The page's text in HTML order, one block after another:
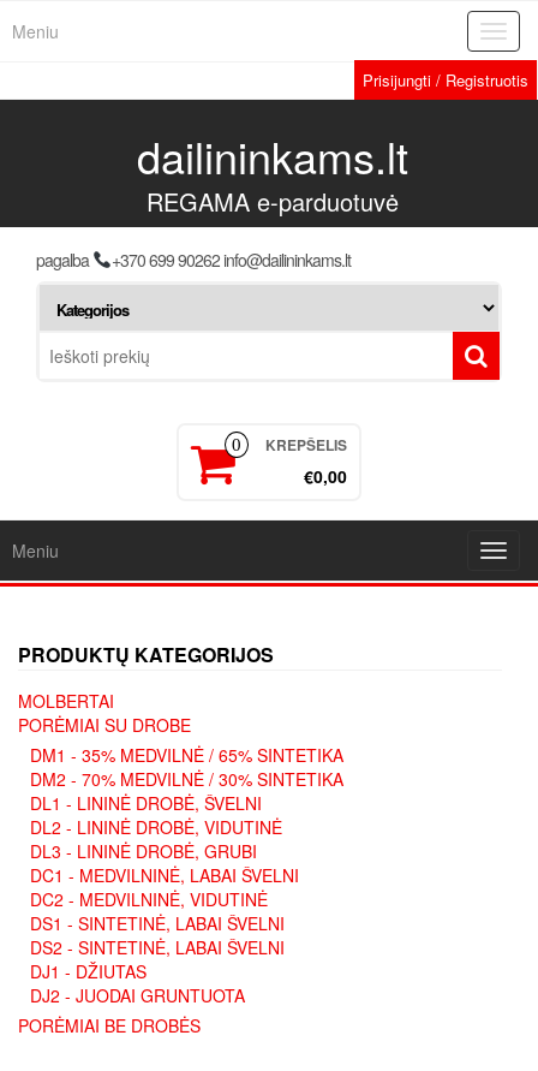
Meniu
Prisijungti / Registruotis
dailininkams.lt
REGAMA e-parduotuvė
pagalba +370 699 90262 info@dailininkams.lt
0 KREPŠELIS
€0,00
Meniu
PRODUKTŲ KATEGORIJOS
MOLBERTAI
PORĖMIAI SU DROBE
DM1 - 35% MEDVILNĖ / 65% SINTETIKA
DM2 - 70% MEDVILNĖ / 30% SINTETIKA
DL1 - LININĖ DROBĖ, ŠVELNI
DL2 - LININĖ DROBĖ, VIDUTINĖ
DL3 - LININĖ DROBĖ, GRUBI
DC1 - MEDVILNINĖ, LABAI ŠVELNI
DC2 - MEDVILNINĖ, VIDUTINĖ
DS1 - SINTETINĖ, LABAI ŠVELNI
DS2 - SINTETINĖ, LABAI ŠVELNI
DJ1 - DŽIUTAS
DJ2 - JUODAI GRUNTUOTA
PORĖMIAI BE DROBĖS